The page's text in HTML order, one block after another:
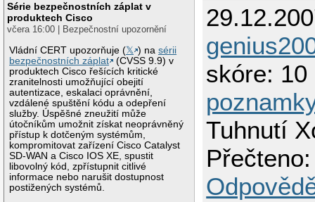
Série bezpečnostních záplat v
produktech Cisco
včera 16:00 | Bezpečnostní upozornění
Vládní CERT upozorňuje (𝕏 ) nasérii
bezpečnostních záplat
(CVSS 9.9) v
produktech Cisco řešících kritické
zranitelnosti umožňující obejití
autentizace, eskalaci oprávnění,
vzdálené spuštění kódu a odepření
služby. Úspěšné zneužití může
útočníkům umožnit získat neoprávněný
přístup k dotčeným systémům,
kompromitovat zařízení Cisco Catalyst
SD-WAN a Cisco IOS XE, spustit
libovolný kód, zpřístupnit citlivé
informace nebo narušit dostupnost
postižených systémů.
skóre: 10
Tuhnutí